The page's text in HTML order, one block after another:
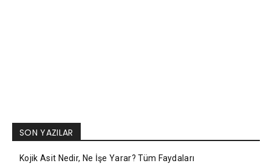
SON YAZILAR
Kojik Asit Nedir, Ne İşe Yarar? Tüm Faydaları